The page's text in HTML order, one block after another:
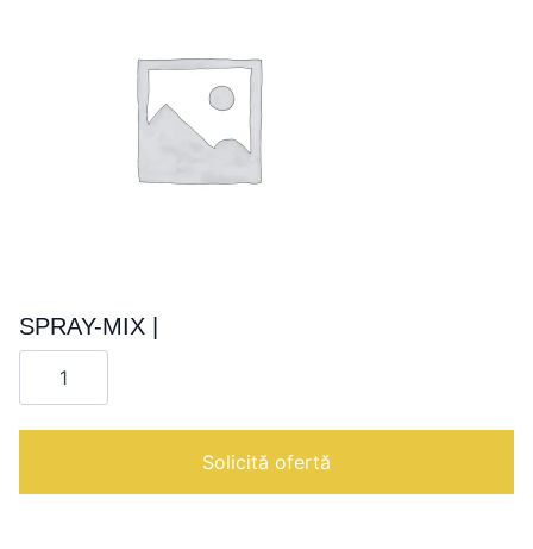
SPRAY-MIX |
Cantitate
SPRAY-
Solicită ofertă